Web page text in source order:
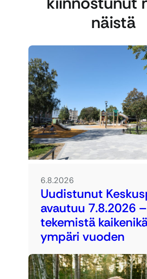
näistä
6.8.2026
Uudistunut
avautuu 7.8.2026 –
tekemistä
ympäri vuoden